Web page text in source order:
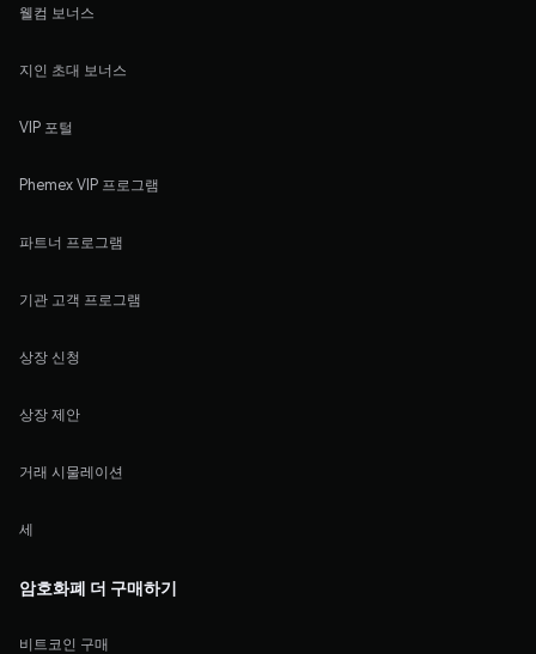
웰컴 보너스
지인 초대 보너스
VIP 포털
Phemex VIP 프로그램
파트너 프로그램
기관 고객 프로그램
상장 신청
상장 제안
거래 시물레이션
세
암호화폐 더 구매하기
비트코인 구매